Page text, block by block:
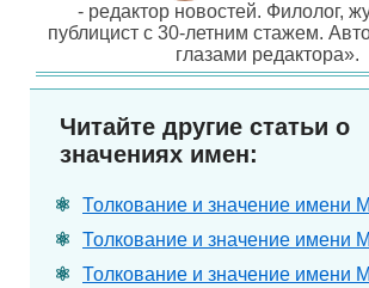
- редактор новостей. Филолог,
публицист с 30-летним стажем.
глазами редактора».
Читайте другие статьи о
значениях имен:
Толкование и значение имени
Толкование и значение имени
Толкование и значение имени